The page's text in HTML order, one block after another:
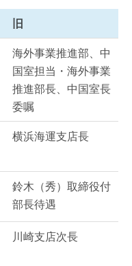
旧
海外事業推進部、中
国室担当・海外事業
推進部長、中国室長
委嘱
横浜海運支店長
鈴木（秀）取締役付
部長待遇
川崎支店次長